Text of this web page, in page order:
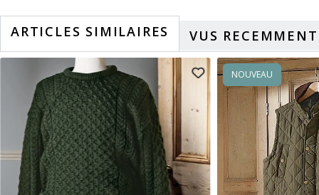
ARTICLES SIMILAIRES VUS RECEMMENT
NOUVEAU